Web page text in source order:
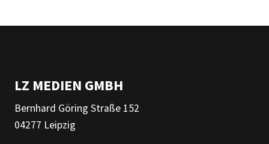
LZ MEDIEN GMBH
Bernhard Göring Straße 152
04277 Leipzig